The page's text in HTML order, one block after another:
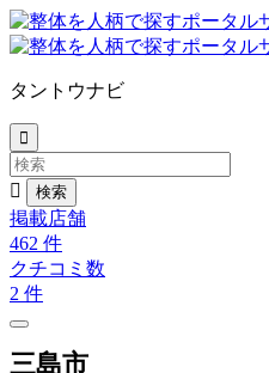
タントウナビ


掲載店舗
462 件
クチコミ数
2 件
三島市